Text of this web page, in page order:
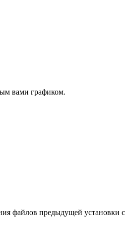
вами графиком.
файлов предыдущей установки с